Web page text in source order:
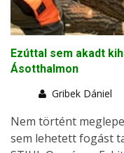
Ezúttal sem akadt
Ásotthalmon
Gribek Dániel
Nem történt
sem lehetett fogást